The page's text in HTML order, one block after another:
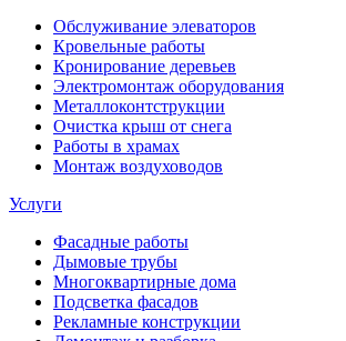
Обслуживание элеваторов
Кровельные работы
Кронирование деревьев
Электромонтаж оборудования
Металлоконтструкции
Очистка крыш от снега
Работы в храмах
Монтаж воздуховодов
Услуги
Фасадные работы
Дымовые трубы
Многоквартирные дома
Подсветка фасадов
Рекламные конструкции